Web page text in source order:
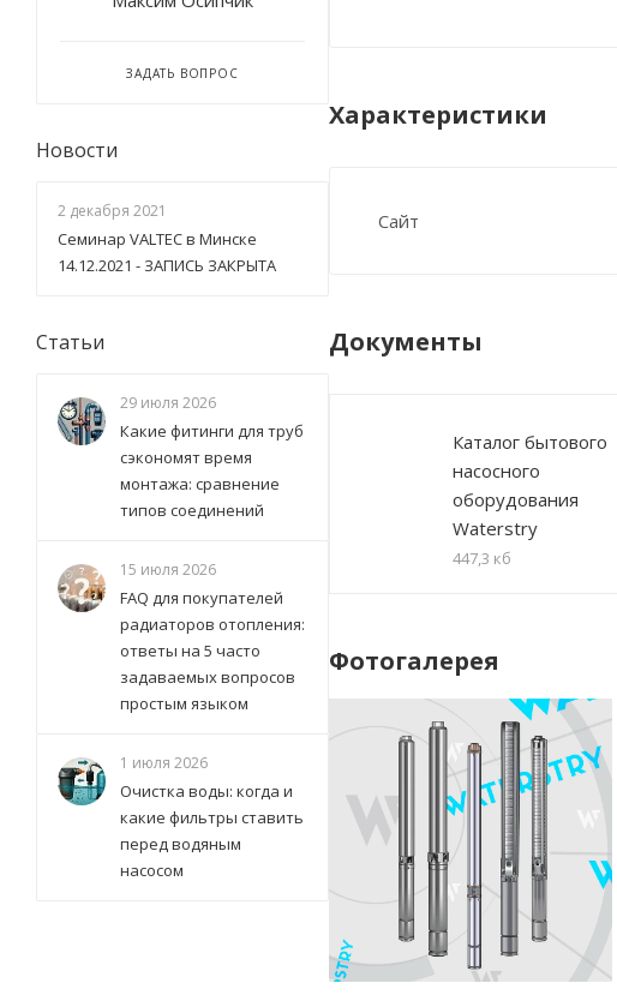
Характеристики
Сайт
Документы
Каталог бытового
насосного
оборудования
Waterstry
447,3 кб
Фотогалерея
ЗАДАТЬ ВОПРОС
Новости
2 декабря 2021
Семинар VALTEC в Минске
14.12.2021 - ЗАПИСЬ ЗАКРЫТА
Статьи
29 июля 2026
Какие фитинги для труб
сэкономят время
монтажа: сравнение
типов соединений
15 июля 2026
FAQ для покупателей
радиаторов отопления:
ответы на 5 часто
задаваемых вопросов
простым языком
1 июля 2026
Очистка воды: когда и
какие фильтры ставить
перед водяным
насосом